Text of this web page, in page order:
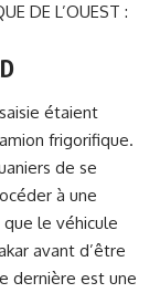
DE L’OUEST :
étaient
frigorifique.
de se
à une
le véhicule
avant d’être
dernière est une